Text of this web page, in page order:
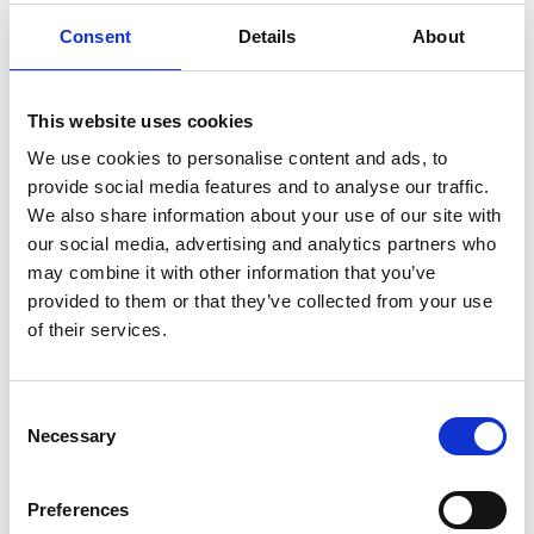
Consent Details About
This website uses cookies
We use cookies to personalise content and ads, to
provide social media features and to analyse our traffic.
We also share information about your use of our site with
our social media, advertising and analytics partners who
may combine it with other information that you’ve
provided to them or that they’ve collected from your use
of their services.
Selection
Necessary
Preferences
Jusqu'à 500.000 arrêts mensuels
Chauffeurs illimités
Les fonctionnalités incluent
Optimisation des itinéraires
Intégration avec Google Maps et Waze
Preuve de livraison (POD) avec photo
Disponibilité de 99,97 %
Track & Trace standard
Modèles de courrier électronique standard
Recalcul de l'ETA en temps réel